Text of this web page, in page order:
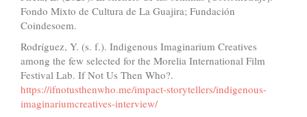
Fondo Mixto de Cultura de La Guajira; Fundación
Coindesoem.
Rodríguez, Y. (s. f.). Indigenous Imaginarium Creatives
among the few selected for the Morelia International Film
Festival Lab. If Not Us Then Who?.
https://ifnotusthenwho.me/impact-storytellers/indigenous-
imaginariumcreatives-interview/